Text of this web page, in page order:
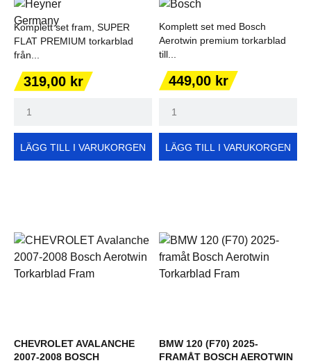
Komplett set fram, SUPER
FLAT PREMIUM torkarblad
från...
Pris
319,00 kr
LÄGG TILL I VARUKORGEN
Komplett set med Bosch
Aerotwin premium torkarblad
till...
Pris
449,00 kr
LÄGG TILL I VARUKORGEN
CHEVROLET AVALANCHE
2007-2008 BOSCH
BMW 120 (F70) 2025-
FRAMÅT BOSCH AEROTWIN